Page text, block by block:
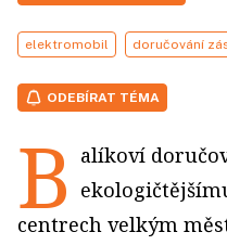
elektromobil doručování
ODEBÍRAT TÉMA
B alíkoví
centrech velkým